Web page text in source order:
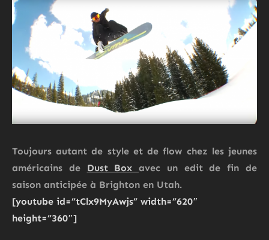
Toujours autant de style et de flow chez les jeunes
américains de Dust Boxavec un edit de fin de
saison anticipée à Brighton en Utah.
[youtube id=”tClx9MyAwjs” width=”620″
height=”360″]